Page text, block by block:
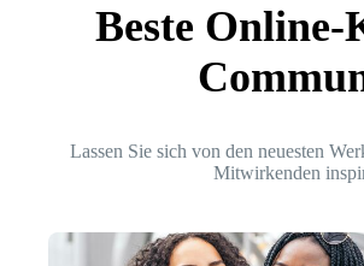
Beste
Lassen Sie sich von den neuesten
Mitwirkenden